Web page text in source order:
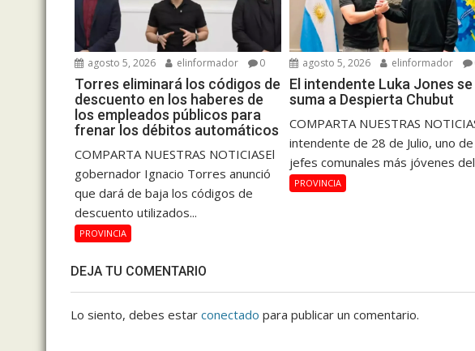
agosto 5, 2026 elinformador 0
Torres eliminará los códigos de
descuento en los haberes de
los empleados públicos para
frenar los débitos automáticos
COMPARTA NUESTRAS NOTICIASEl
gobernador Ignacio Torres anunció
que dará de baja los códigos de
descuento utilizados...
PROVINCIA
agosto 5, 2026 elinformador
El intendente Luka Jones se
suma a Despierta Chubut
COMPARTA NUESTRAS
intendente de 28 de Julio, uno
jefes comunales más jóvenes
PROVINCIA
DEJA TU COMENTARIO
Lo siento, debes estar conectado para publicar un comentario.